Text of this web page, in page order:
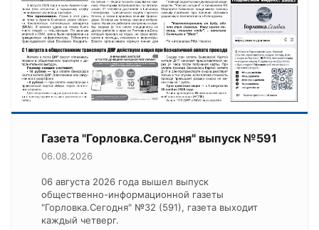
Газета "Горловка.Сегодня" выпуск №591
06.08.2026
06 августа 2026 года вышел выпуск
общественно-информационной газеты
"Горловка.Сегодня" №32 (591), газета выходит
каждый четверг.